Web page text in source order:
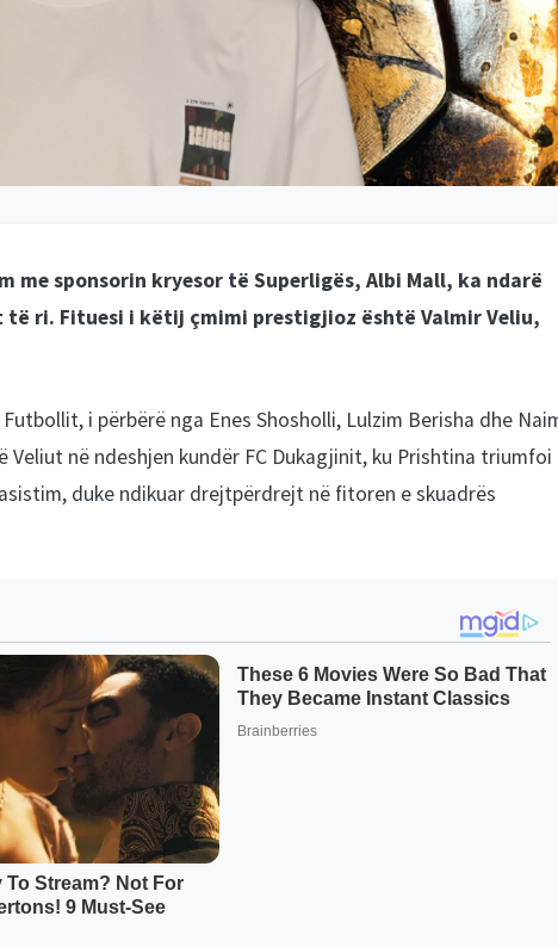
me sponsorin kryesor të Superligës, Albi Mall, ka ndarë
të ri. Fituesi i këtij çmimi prestigjioz është Valmir Veliu,
i përbërë nga Enes Shosholli, Lulzim Berisha dhe
në ndeshjen kundër FC Dukagjinit, ku Prishtina triumfoi
duke ndikuar drejtpërdrejt në fitoren e skuadrës